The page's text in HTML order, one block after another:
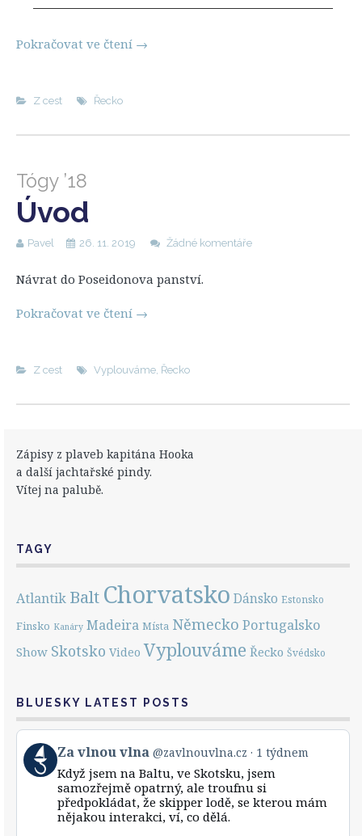
Pokračovat ve čtení →
Z cest Řecko
Tógy ’18
Úvod
Pavel 26. 11. 2019 Žádné komentáře
Návrat do Poseidonova panství.
Pokračovat ve čtení →
Z cest Vyplouváme, Řecko
Zápisy z plaveb kapitána Hooka
a další jachtařské pindy.
Vítej na palubě.
TAGY
Atlantik Balt Chorvatsko Dánsko Estonsko
Finsko Kanáry Madeira Místa Německo Portugalsko
Show Skotsko Video Vyplouváme Řecko Švédsko
BLUESKY LATEST POSTS
View
post
by
Za vlnou vlna @zavlnouvlna.cz 1 týdnem
Když jsem na Baltu, ve Skotsku, jsem
samozřejmě opatrný, ale troufnu si
předpokládat, že skipper lodě, se kterou mám
nějakou interakci, ví, co dělá.